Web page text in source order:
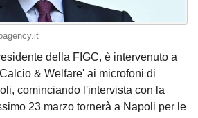
della FIGC, è intervenuto a
& Welfare' ai microfoni di
cominciando l'intervista con la
23 marzo tornerà a Napoli per le